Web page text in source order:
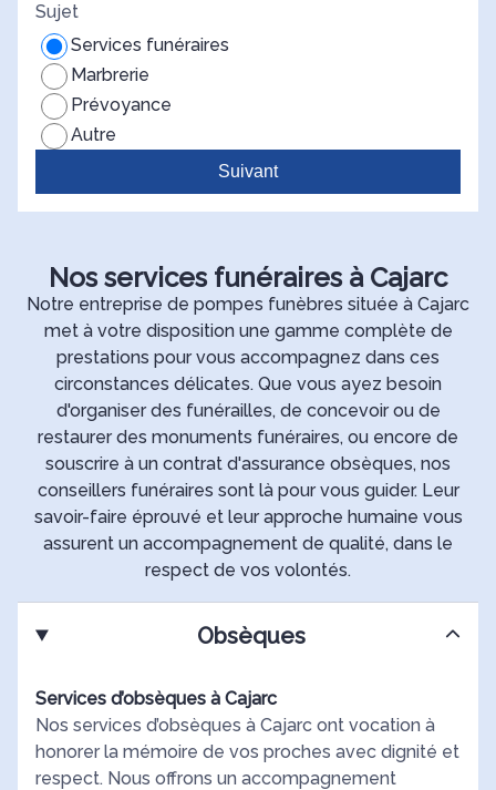
Sujet
Services funéraires
Marbrerie
Prévoyance
Autre
Suivant
Nos services funéraires à Cajarc
Notre entreprise de pompes funèbres située à Cajarc
met à votre disposition une gamme complète de
prestations pour vous accompagnez dans ces
circonstances délicates. Que vous ayez besoin
d'organiser des funérailles, de concevoir ou de
restaurer des monuments funéraires, ou encore de
souscrire à un contrat d'assurance obsèques, nos
conseillers funéraires sont là pour vous guider. Leur
savoir-faire éprouvé et leur approche humaine vous
assurent un accompagnement de qualité, dans le
respect de vos volontés.
Obsèques
Services d’obsèques à Cajarc
Nos services d’obsèques à Cajarc ont vocation à
honorer la mémoire de vos proches avec dignité et
respect. Nous offrons un accompagnement